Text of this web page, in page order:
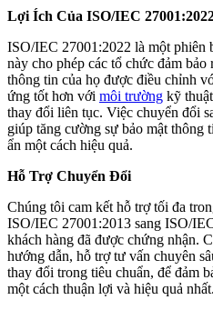
Lợi Ích Của ISO/IEC
ISO/IEC 27001:2022 là một phiên
này cho phép các tổ chức đảm
thông tin của họ được điều chỉnh
ứng tốt hơn với môi trường kỹ
thay đổi liên tục. Việc chuyển đổi
giúp tăng cường sự bảo mật thông
ẩn một cách hiệu quả.
Hỗ Trợ Chuyển Đổi
Chúng tôi cam kết hỗ trợ tối đa
ISO/IEC 27001:2013 sang ISO/
khách hàng đã được chứng nhận.
hướng dẫn, hỗ trợ tư vấn chuyên
thay đổi trong tiêu chuẩn, để đảm
một cách thuận lợi và hiệu quả nhất.